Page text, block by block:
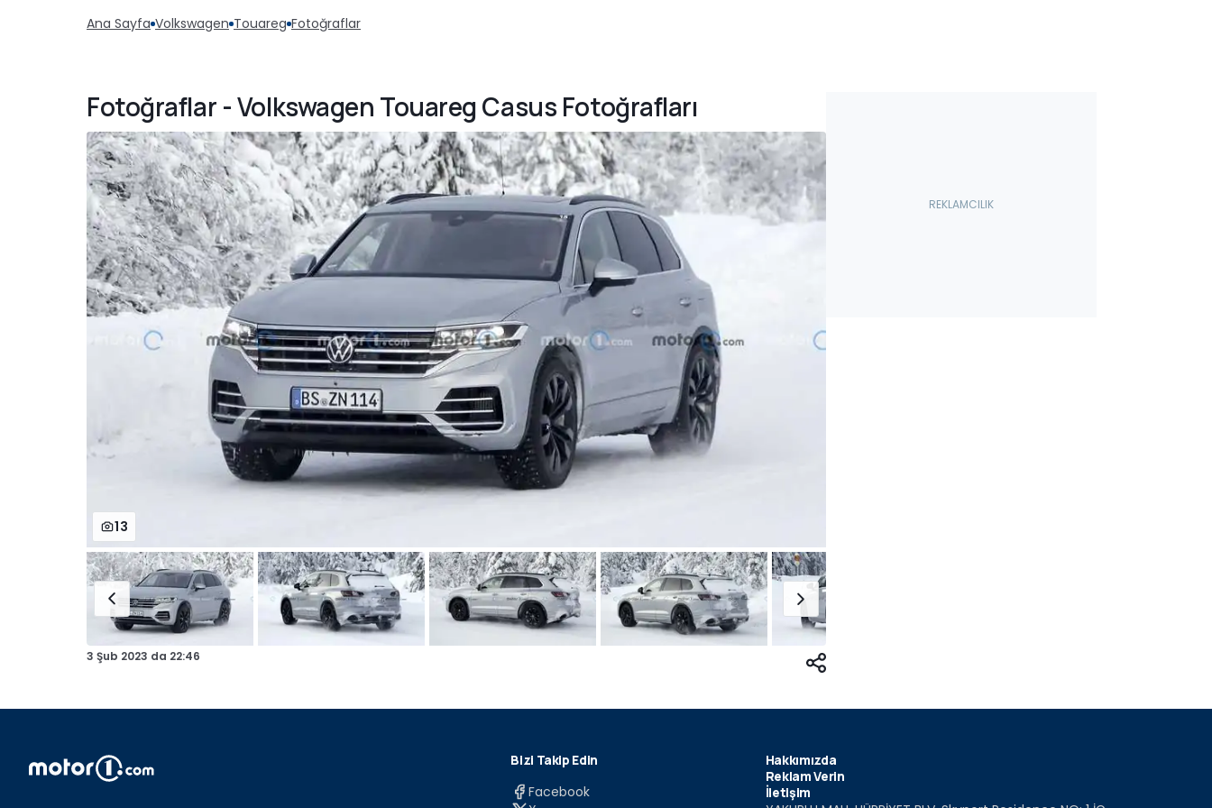
Ana Sayfa Volkswagen Touareg Fotoğraflar
Fotoğraflar - Volkswagen Touareg Casus Fotoğrafları
13
3 Şub 2023 da 22:46
Bizi Takip Edin
Facebook
Hakkımızda
Reklam Verin
İletişim